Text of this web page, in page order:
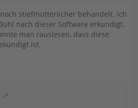
stiefmütterlicher behandelt. Ich
nach dieser Software erkundigt.
man rauslesen, dass diese
ist.